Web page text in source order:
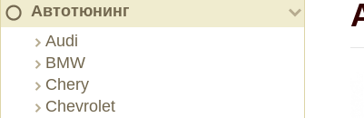
Автотюнинг
Audi
BMW
Chery
Chevrolet